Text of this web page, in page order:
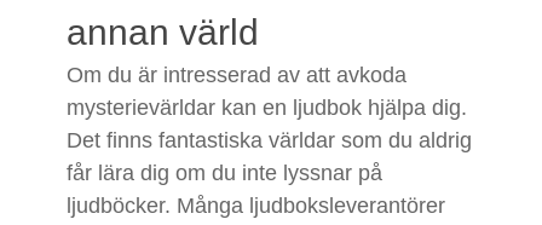
annan värld
Om du är intresserad av att avkoda
mysterievärldar kan en ljudbok hjälpa dig.
Det finns fantastiska världar som du aldrig
får lära dig om du inte lyssnar på
ljudböcker. Många ljudboksleverantörer